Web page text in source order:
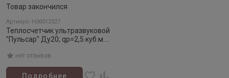
Товар закончился
Артикул: Н00012327
Теплосчетчик ультразвуковой
"Пульсар" Ду20; qp=2,5 куб.м./
нет отзывов
Подробнее